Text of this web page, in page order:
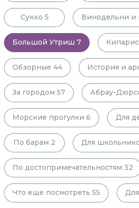
Сукко 5 Винодельни и
Большой Утриш 7
Обзорные 44 История и
За городом 57 Абрау-
Морские прогулки 6 Для
По барам 2 Для
По достопримечательностям 32
Что еще посмотреть 55